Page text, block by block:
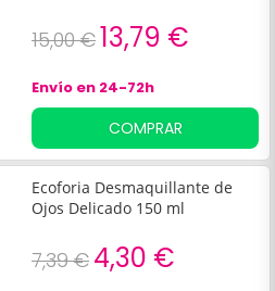
15,00 €13,79 €
Envío en 24-72h
COMPRAR
Ecoforia Desmaquillante de
Ojos Delicado 150 ml
7,39 € 4,30 €